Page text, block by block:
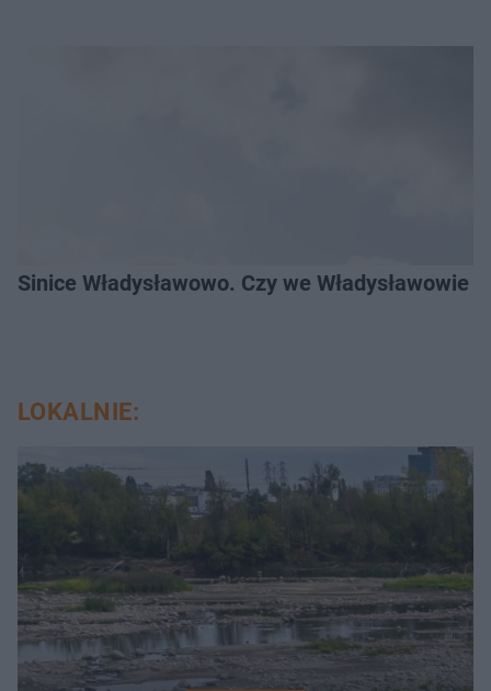
Sinice Władysławowo. Czy we
LOKALNIE: